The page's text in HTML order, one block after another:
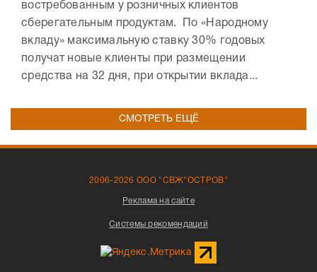
востребованным у розничных клиентов
сберегательным продуктам. По «Народному
вкладу» максимальную ставку 30% годовых
получат новые клиенты при размещении
средства на 32 дня, при открытии вклада...
СМОТРЕТЬ ЕЩЁ
2006-2026 ООО "СВЖ"ОСТРОВ"
Реклама на сайте
Системы рекомендаций